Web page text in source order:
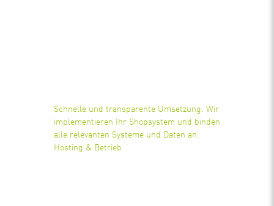
Schnelle und transparente Umsetzung. Wir
implementieren Ihr Shopsystem und binden
alle relevanten Systeme und Daten an.
Hosting & Betrieb